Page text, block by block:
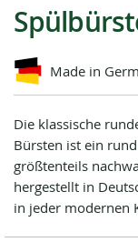
Bildgalerie
springen
Made in
Die klassische
Bürsten ist ein
größtenteils
hergestellt in
in jeder modernen